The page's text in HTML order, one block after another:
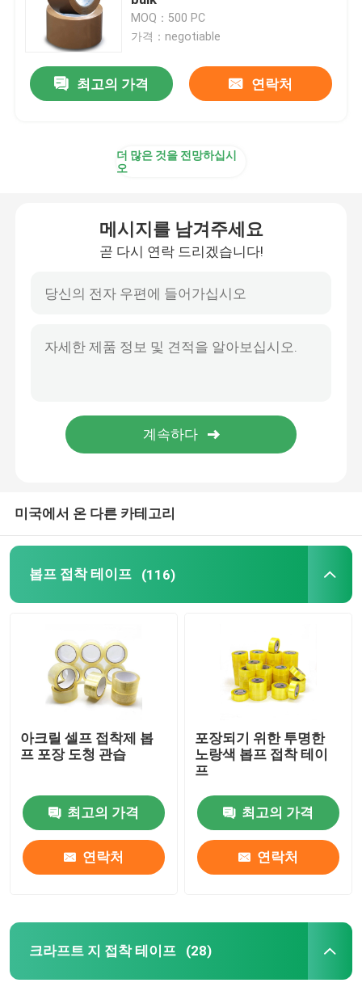
PVC 접착 테이프
봅프 테이프 대형롤
접착 테이프를 싸기
폴리이미드 점착 테이프
발포 접착제 테이프
보호막 롤
크라프트 지 대형롤
MOQ：500 PC
가격：negotiable
최고의 가격 연락처
더 많은 것을 전망하십시
오
메시지를 남겨주세요
곧 다시 연락 드리겠습니다!
미국에서 온 다른 카테고리
봅프 접착 테이프 (116)
아크릴 셀프 접착제 봅
프 포장 도청 관습
최고의 가격
연락처
포장되기 위한 투명한
노랑색 봅프 접착 테이
프
최고의 가격
연락처
크라프트 지 접착 테이프 (28)